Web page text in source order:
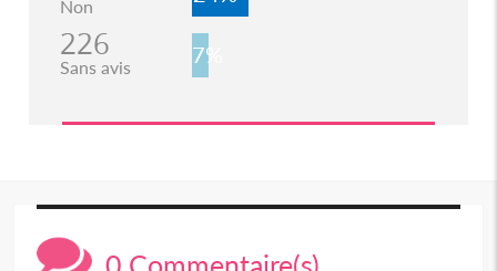
Non
226
Sans avis 7%